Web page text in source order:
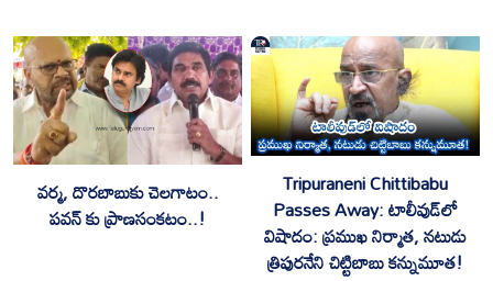
వర్మ, దొరబాబుకు చెలగాటం..
పవన్ కు ప్రాణసంకటం..!
Tripuraneni Chittibabu
Passes Away: టాలీవుడ్‌లో
విషాదం: ప్రముఖ నిర్మాత, నటుడు
త్రిపురనేని చిట్టిబాబు కన్నుమూత!